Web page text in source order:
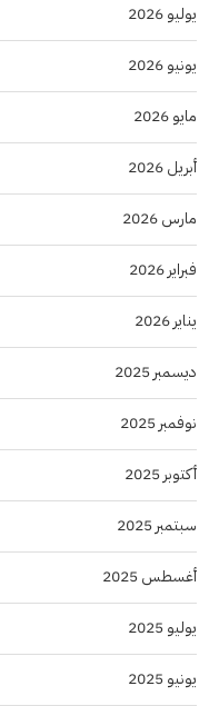
يوليو 2026
يونيو 2026
مايو 2026
أبريل 2026
مارس 2026
فبراير 2026
يناير 2026
ديسمبر 2025
نوفمبر 2025
أكتوبر 2025
سبتمبر 2025
أغسطس 2025
يوليو 2025
يونيو 2025